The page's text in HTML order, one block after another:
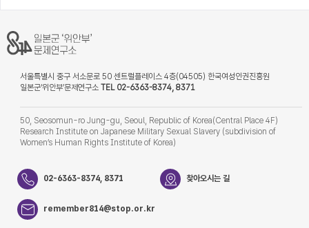
서울특별시 중구 서소문로 50 센트럴플레이스 4층(04505) 한국여성인권진흥원
일본군‘위안부’문제연구소 TEL 02-6363-8374, 8371
50, Seosomun-ro Jung-gu, Seoul, Republic of Korea(Central Place 4F)
Research Institute on Japanese Military Sexual Slavery (subdivision of
Women’s Human Rights Institute of Korea)
02-6363-8374, 8371 찾아오시는 길
remember814@stop.or.kr